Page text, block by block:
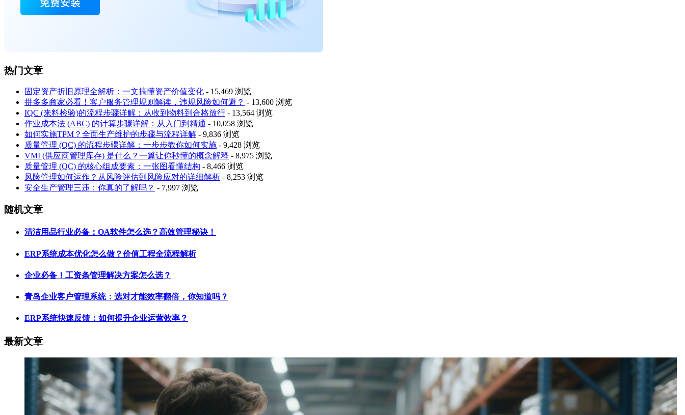
热门文章
固定资产折旧原理全解析：一文搞懂资产价值变化 - 15,469 浏览
拼多多商家必看！客户服务管理规则解读，违规风险如何避？ - 13,600 浏览
IQC (来料检验)的流程步骤详解：从收到物料到合格放行 - 13,564 浏览
作业成本法 (ABC) 的计算步骤详解：从入门到精通 - 10,058 浏览
如何实施TPM？全面生产维护的步骤与流程详解 - 9,836 浏览
质量管理 (QC) 的流程步骤详解：一步步教你如何实施 - 9,428 浏览
VMI (供应商管理库存) 是什么？一篇让你秒懂的概念解释 - 8,975 浏览
质量管理 (QC) 的核心组成要素：一张图看懂结构 - 8,466 浏览
风险管理如何运作？从风险评估到风险应对的详细解析 - 8,253 浏览
安全生产管理三违：你真的了解吗？ - 7,997 浏览
随机文章
清洁用品行业必备：OA软件怎么选？高效管理秘诀！
ERP系统成本优化怎么做？价值工程全流程解析
企业必备！工资条管理解决方案怎么选？
青岛企业客户管理系统：选对才能效率翻倍，你知道吗？
ERP系统快速反馈：如何提升企业运营效率？
最新文章